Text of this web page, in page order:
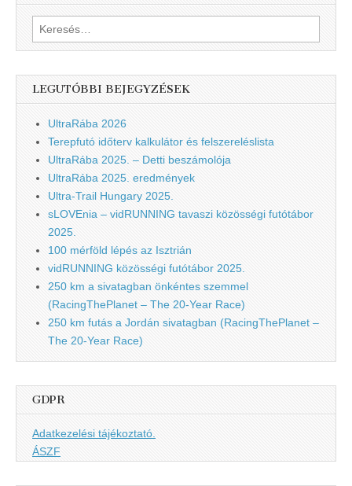
Keresés:
LEGUTÓBBI BEJEGYZÉSEK
UltraRába 2026
Terepfutó időterv kalkulátor és felszereléslista
UltraRába 2025. – Detti beszámolója
UltraRába 2025. eredmények
Ultra-Trail Hungary 2025.
sLOVEnia – vidRUNNING tavaszi közösségi futótábor
2025.
100 mérföld lépés az Isztrián
vidRUNNING közösségi futótábor 2025.
250 km a sivatagban önkéntes szemmel
(RacingThePlanet – The 20-Year Race)
250 km futás a Jordán sivatagban (RacingThePlanet –
The 20-Year Race)
GDPR
Adatkezelési tájékoztató.
ÁSZF